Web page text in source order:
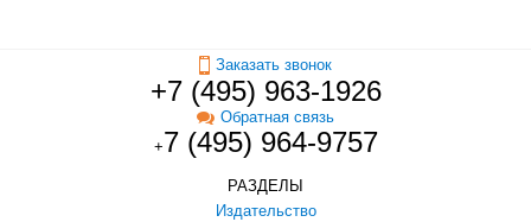
Заказать звонок
+7 (495) 963-1926
Обратная связь
+7 (495) 964-9757
РАЗДЕЛЫ
Издательство